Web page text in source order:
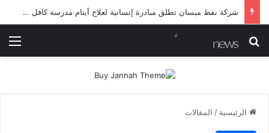
شرطة ميسان تلقي القبض على مطلقي العيارات النارية أثناء تشييع جنائزي في العمارة
بحث عن
الرئيسية / المقالات